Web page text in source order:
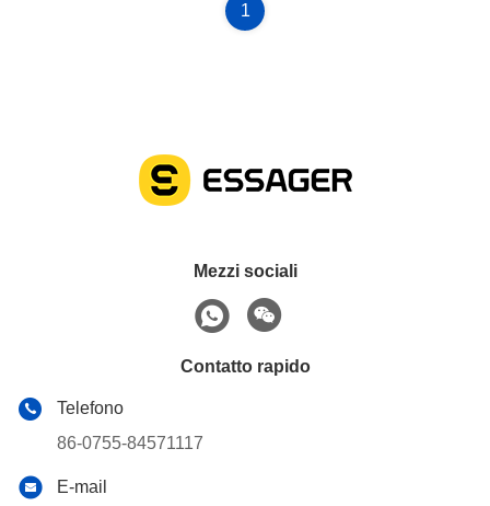
1
Mezzi sociali
Contatto rapido
Telefono
86-0755-84571117
E-mail